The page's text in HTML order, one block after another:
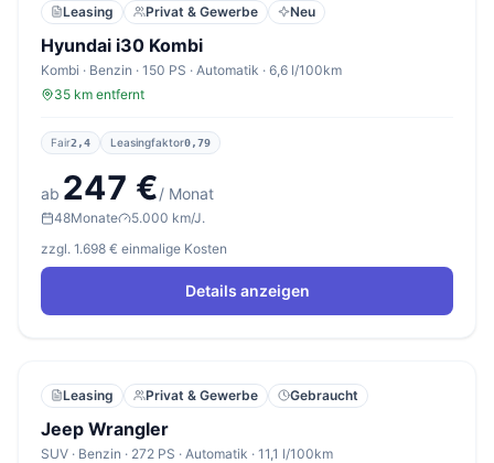
Leasing Privat & Gewerbe Neu
Hyundai i30 Kombi
Kombi · Benzin · 150 PS · Automatik · 6,6 l/100km
35 km entfernt
Fair2,4 Leasingfaktor0,79
ab 247 €/ Monat
48Monate
5.000 km/J.
zzgl. 1.698 € einmalige Kosten
Details anzeigen
Leasing Privat & Gewerbe Gebraucht
Jeep Wrangler
SUV · Benzin · 272 PS · Automatik · 11,1 l/100km